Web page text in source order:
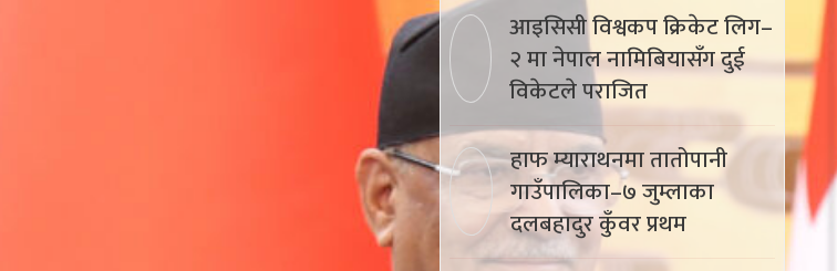
आइसिसी विश्वकप क्रिकेट लिग–
२ मा नेपाल नामिबियासँग दुई
विकेटले पराजित
हाफ म्याराथनमा तातोपानी
गाउँपालिका–७ जुम्लाका
दलबहादुर कुँवर प्रथम